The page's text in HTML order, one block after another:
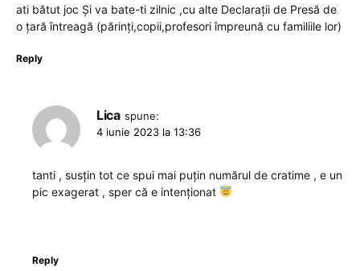
ati bătut joc Și va bate-ti zilnic ,cu alte Declarații de Presă de
o țară întreagă (părinți,copii,profesori împreună cu familiile lor)
Reply
Lica spune:
4 iunie 2023 la 13:36
tanti , susțin tot ce spui mai puțin numărul de cratime , e un
pic exagerat , sper că e intenționat
Reply